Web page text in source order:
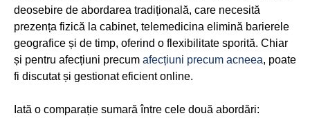
deosebire de abordarea tradițională, care necesită
prezența fizică la cabinet, telemedicina elimină barierele
geografice și de timp, oferind o flexibilitate sporită. Chiar
și pentru afecțiuni precum afecțiuni precum acneea, poate
fi discutat și gestionat eficient online.
Iată o comparație sumară între cele două abordări: